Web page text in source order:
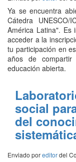
Ya se encuentra
Cátedra UNESCO/
América Latina". Es
acceder a la
tu participación en
años de
educación abierta.
social
del
Enviado poreditordel